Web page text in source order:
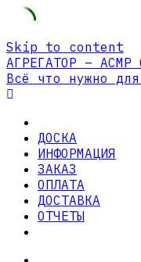
Skip to content
АГРЕГАТОР – АСМР
Всё что нужно
ДОСКА
ИНФОРМАЦИЯ
ЗАКАЗ
ОПЛАТА
ДОСТАВКА
ОТЧЕТЫ